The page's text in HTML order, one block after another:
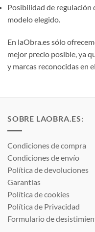
Posibilidad de regulación
modelo elegido.
En laObra.es sólo
mejor precio posible, ya
y marcas reconocidas en
SOBRE LAOBRA.ES:
Condiciones de compra
Condiciones de envío
Política de devoluciones
Garantías
Política de cookies
Política de Privacidad
Formulario de